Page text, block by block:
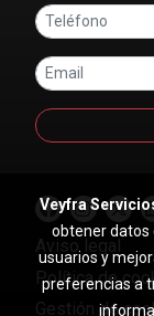
Aviso legal
Política de
Gestión de
Veyfra
obtener datos
usuarios y
preferencias a